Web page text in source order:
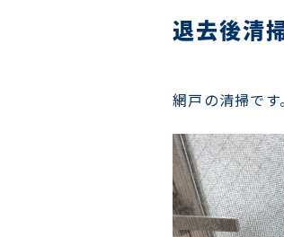
退去後清
網戸の清掃です